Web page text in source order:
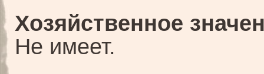
Хозяйственное
Не имеет.